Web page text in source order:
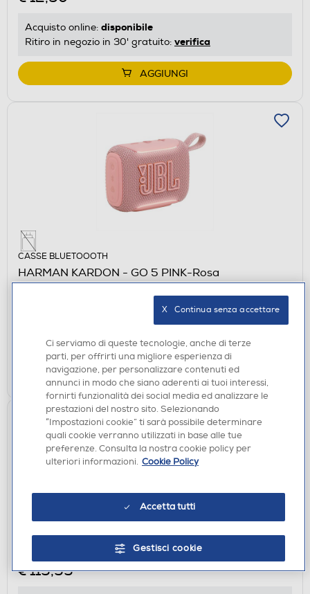
Acquisto online: disponibile
Ritiro in negozio in 30' gratuito: verifica
AGGIUNGI
CASSE BLUETOOOTH
HARMAN KARDON - GO 5 PINK-Rosa
Ritiro in negozio in 30' gratuito:verifica
AGGIUNGI
RADIO CON CD
PHILIPS - Lettore CD/radio FM TAZ6000/10-Black
€ 119,99
Ci serviamo di queste tecnologie, anche di terze
parti, per offrirti una migliore esperienza di
navigazione, per personalizzare contenuti ed
annunci in modo che siano aderenti ai tuoi interessi,
fornirti funzionalità dei social media ed analizzare le
prestazioni del nostro sito. Selezionando
“Impostazioni cookie” ti sarà possibile determinare
quali cookie verranno utilizzati in base alle tue
preferenze. Consulta la nostra cookie policy per
ulteriori informazioni. Cookie Policy
Accetta tutti
Gestisci cookie
X   Continua senza accettare